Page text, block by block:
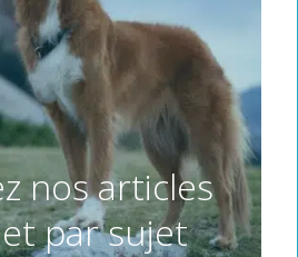
nos articles
par sujet